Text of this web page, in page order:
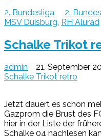
2. Bundesliga
2.
MSV Duisburg, RH Alurad
Schalke Trikot
admin 21. September
Schalke Trikot retro
Jetzt dauert es schon
Gazprom die Brust des
hier in der Liste der
Schalke 04 nachlesen